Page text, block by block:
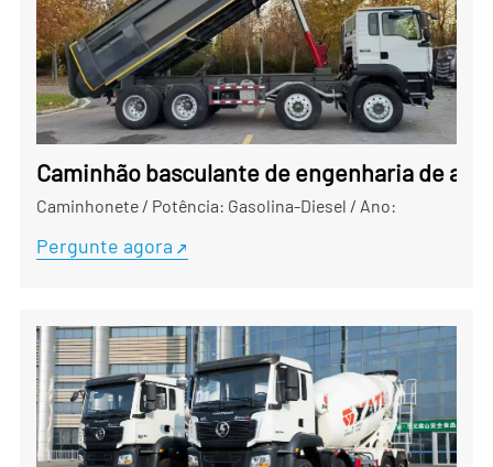
Caminhão basculante de engenharia de alta
Caminhonete/ Potência: Gasolina-Diesel / Ano:
Pergunte agora